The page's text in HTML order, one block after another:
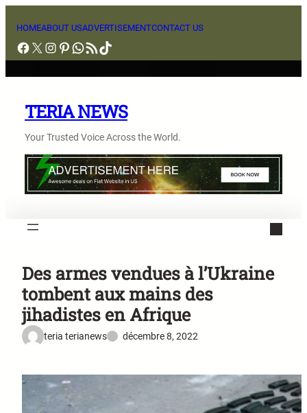
contenu
HOMEABOUT USADVERTISEMENTCONTACT US
Facebook
X Instagram
Pinterest
WhatsApp
Flux RSSTikTok
TERIA NEWS
Your Trusted Voice Across the World.
Des armes vendues à l’Ukraine
tombent aux mains des
jihadistes en Afrique
teria terianews décembre 8, 2022